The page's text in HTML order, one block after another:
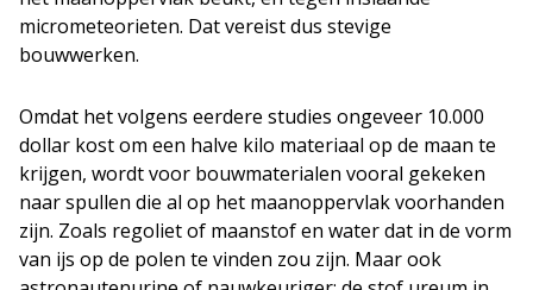
micrometeorieten. Dat vereist dus stevige
bouwwerken.
Omdat het volgens eerdere studies ongeveer 10.000
dollar kost om een halve kilo materiaal op de maan te
krijgen, wordt voor bouwmaterialen vooral gekeken
naar spullen die al op het maanoppervlak voorhanden
zijn. Zoals regoliet of maanstof en water dat in de vorm
van ijs op de polen te vinden zou zijn. Maar ook